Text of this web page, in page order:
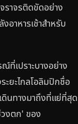
ราจรติดขัดอย่าง
อาหารเช้าสำหรับ
ที่เปราะบางอย่าง
ะยะไกลโอลิมปิกชื่อ
ดินทางมาถึงที่แย่ที่สุด
งตก' ของ